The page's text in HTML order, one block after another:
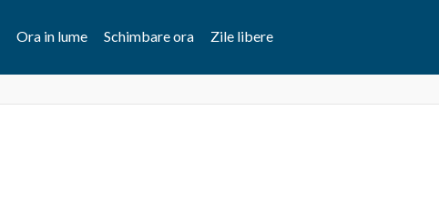
Ora in lume Schimbare ora Zile libere